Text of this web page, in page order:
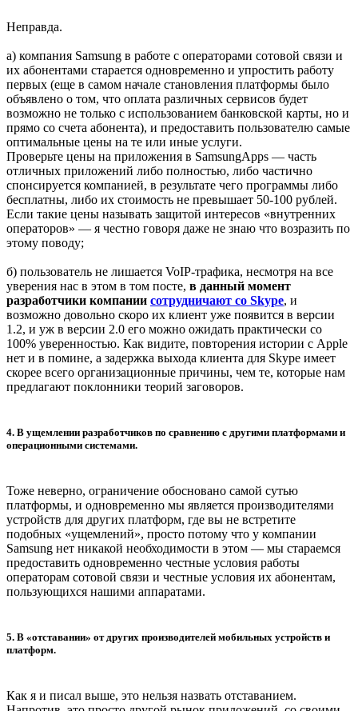
Неправда.
а) компания Samsung в работе с операторами сотовой связи и
их абонентами старается одновременно и упростить работу
первых (еще в самом начале становления платформы было
объявлено о том, что оплата различных сервисов будет
возможно не только с использованием банковской карты, но и
прямо со счета абонента), и предоставить пользователю самые
оптимальные цены на те или иные услуги.
Проверьте цены на приложения в SamsungApps — часть
отличных приложений либо полностью, либо частично
спонсируется компанией, в результате чего программы либо
бесплатны, либо их стоимость не превышает 50-100 рублей.
Если такие цены называть защитой интересов «внутренних
операторов» — я честно говоря даже не знаю что возразить по
этому поводу;
б) пользователь не лишается VoIP-трафика, несмотря на все
уверения нас в этом в том посте, в данный момент
разработчики компании сотрудничают со Skype, и
возможно довольно скоро их клиент уже появится в версии
1.2, и уж в версии 2.0 его можно ожидать практически со
100% уверенностью. Как видите, повторения истории с Apple
нет и в помине, а задержка выхода клиента для Skype имеет
скорее всего организационные причины, чем те, которые нам
предлагают поклонники теорий заговоров.
4. В ущемлении разработчиков по сравнению с другими платформами и
операционными системами.
Тоже неверно, ограничение обосновано самой сутью
платформы, и одновременно мы является производителями
устройств для других платформ, где вы не встретите
подобных «ущемлений», просто потому что у компании
Samsung нет никакой необходимости в этом — мы стараемся
предоставить одновременно честные условия работы
операторам сотовой связи и честные условия их абонентам,
пользующихся нашими аппаратами.
5. В «отставании» от других производителей мобильных устройств и
платформ.
Как я и писал выше, это нельзя назвать отставанием.